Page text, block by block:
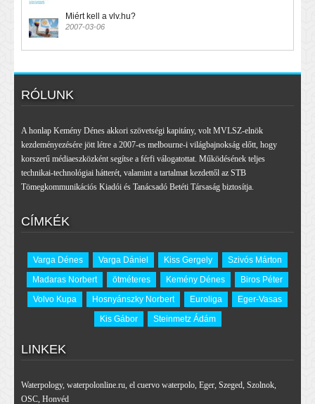
Miért kell a vlv.hu?
2007-03-06
RÓLUNK
A honlap Kemény Dénes akkori szövetségi kapitány, volt MVLSZ-elnök
kezdeményezésére jött létre a 2007-es melbourne-i világbajnokság előtt, hogy
korszerű médiaeszközként segítse a férfi válogatottat. Működésének teljes
technikai-technológiai hátterét, valamint a tartalmat kezdettől az STB
Tömegkommunikációs Kiadói és Tanácsadó Betéti Társaság biztosítja.
CÍMKÉK
Varga Dénes Varga Dániel Kiss Gergely
Szivós Márton
Madaras Norbert
ötméteres Kemény Dénes
Biros Péter
Volvo Kupa
Hosnyánszky Norbert Euroliga
Eger-Vasas
Kis Gábor
Steinmetz Ádám
LINKEK
Waterpology, waterpolonline.ru, el cuervo waterpolo, Eger, Szeged, Szolnok,
OSC, Honvéd